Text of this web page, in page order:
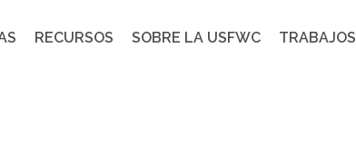
RECURSOS SOBRE LA USFWC TRABAJOS